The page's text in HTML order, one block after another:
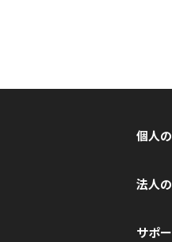
個人
法人
サポ